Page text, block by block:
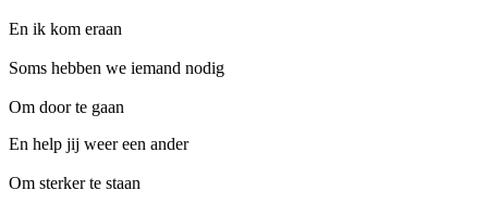
En ik kom eraan
Soms hebben we iemand nodig
Om door te gaan
En help jij weer een ander
Om sterker te staan